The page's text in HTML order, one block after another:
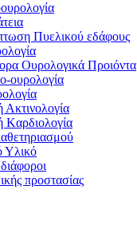
Πυελικού εδάφους
Ουρολογικά Προιόντα
ουρολογία
Ακτινολογία
Kαρδιολογία
Υλικό
προστασίας